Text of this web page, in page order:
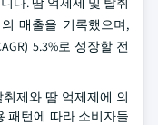
매출을 기록했으며,
5.3%로 성장할 전
제와 땀 억제제에 의
패턴에 따라 소비자들